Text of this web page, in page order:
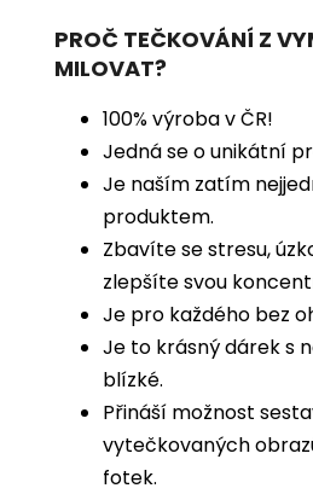
PROČ TEČKOVÁNÍ Z
MILOVAT?
100% výroba v ČR!
Jedná se o unikátní
Je naším zatím
produktem.
Zbavíte se stresu,
zlepšíte svou
Je pro každého bez
Je to krásný dárek s
blízké.
Přináší možnost
vytečkovaných
fotek.